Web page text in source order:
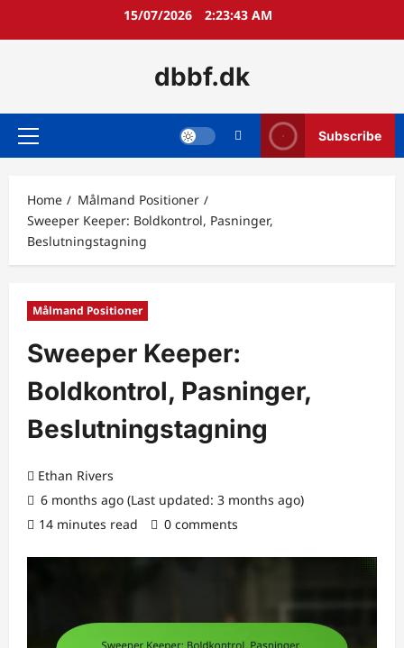
15/07/2026 2:23:44 AM
dbbf.dk
Primary
Subscribe
Home
Målmand Positioner
Sweeper Keeper: Boldkontrol, Pasninger,
Beslutningstagning
Målmand Positioner
Sweeper Keeper:
Boldkontrol, Pasninger,
Beslutningstagning
Ethan Rivers
6 months ago (Last updated: 3 months ago)
14 minutes read
0 comments